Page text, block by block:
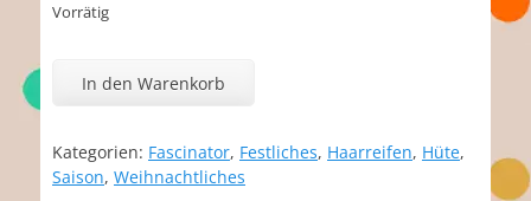
Vorrätig
Menge
In den Warenkorb
Kategorien: Fascinator, Festliches, Haarreifen, Hüte,
Saison, Weihnachtliches